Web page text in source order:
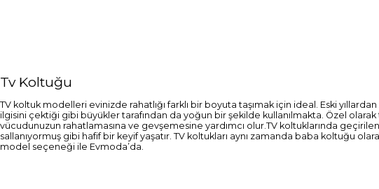
Tv Koltuğu
TV koltuk modelleri evinizde rahatlığı farklı bir boyuta taşımak için ideal. Eski
ilgisini çektiği gibi büyükler tarafından da yoğun bir şekilde kullanılmakta. Özel
vücudunuzun rahatlamasına ve gevşemesine yardımcı olur.TV koltuklarında
sallanıyormuş gibi hafif bir keyif yaşatır. TV koltukları aynı zamanda baba koltuğu
model seçeneği ile Evmoda’da.